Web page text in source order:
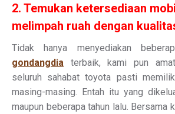
2. Temukan ketersediaan
melimpah ruah dengan
Tidak hanya menyediakan
gondangdia terbaik, kami pun
seluruh sahabat toyota pasti
masing-masing. Entah itu yang
maupun beberapa tahun lalu. Bersama